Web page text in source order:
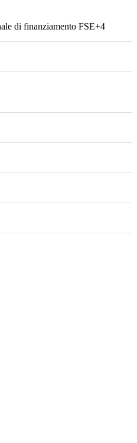
di finanziamento FSE+4